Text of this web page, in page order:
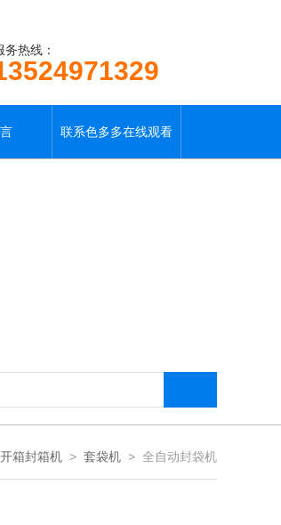
热线：
联系色多多在线观看
开箱封箱机 > 套袋机 > 全自动封袋机